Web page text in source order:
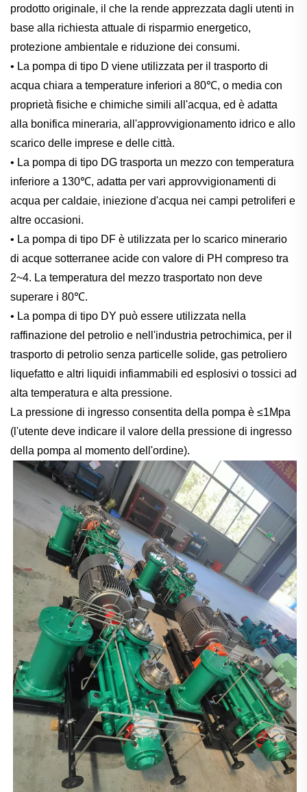
prodotto originale, il che la rende apprezzata dagli utenti in
base alla richiesta attuale di risparmio energetico,
protezione ambientale e riduzione dei consumi.
• La pompa di tipo D viene utilizzata per il trasporto di
acqua chiara a temperature inferiori a 80℃, o media con
proprietà fisiche e chimiche simili all'acqua, ed è adatta
alla bonifica mineraria, all'approvvigionamento idrico e allo
scarico delle imprese e delle città.
• La pompa di tipo DG trasporta un mezzo con temperatura
inferiore a 130℃, adatta per vari approvvigionamenti di
acqua per caldaie, iniezione d'acqua nei campi petroliferi e
altre occasioni.
• La pompa di tipo DF è utilizzata per lo scarico minerario
di acque sotterranee acide con valore di PH compreso tra
2~4. La temperatura del mezzo trasportato non deve
superare i 80℃.
• La pompa di tipo DY può essere utilizzata nella
raffinazione del petrolio e nell'industria petrochimica, per il
trasporto di petrolio senza particelle solide, gas petroliero
liquefatto e altri liquidi infiammabili ed esplosivi o tossici ad
alta temperatura e alta pressione.
La pressione di ingresso consentita della pompa è ≤1Mpa
(l'utente deve indicare il valore della pressione di ingresso
della pompa al momento dell'ordine).